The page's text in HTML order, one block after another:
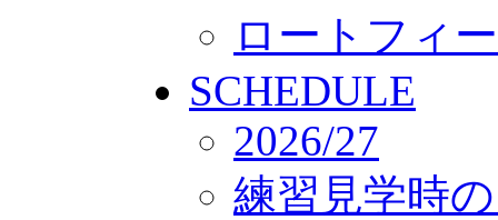
ロートフィ
SCHEDULE
2026/27
練習見学時